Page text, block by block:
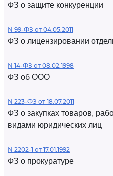
ФЗ о защите конкуренции
N 99-ФЗ от 04.05.2011
ФЗ о лицензировании
N 14-ФЗ от 08.02.1998
ФЗ об ООО
N 223-ФЗ от 18.07.2011
ФЗ о закупках товаров,
видами юридических лиц
N 2202-1 от 17.01.1992
ФЗ о прокуратуре